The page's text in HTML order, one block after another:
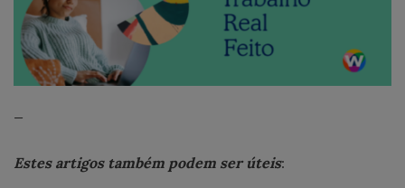
—
Estes artigos também podem ser úteis: